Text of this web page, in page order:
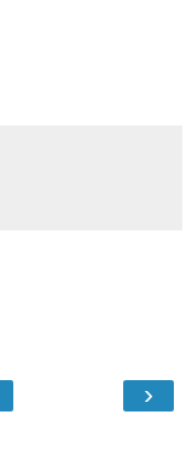
›